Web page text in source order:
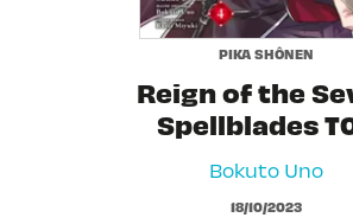
PIKA SHÔNEN
Reign of the
Spellblades
Bokuto Uno
18/10/2023